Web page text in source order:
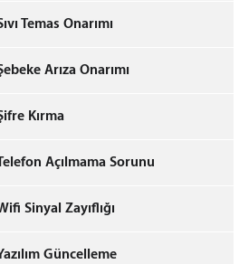
Temas Onarımı
Arıza Onarımı
Kırma
Açılmama Sorunu
Sinyal Zayıflığı
Güncelleme